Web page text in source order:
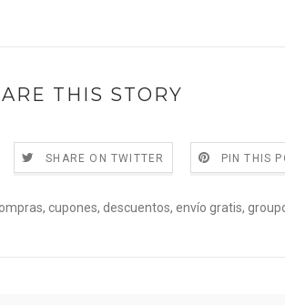
THIS STORY
SHARE ON TWITTER PIN THIS
, cupones, descuentos, envío gratis,